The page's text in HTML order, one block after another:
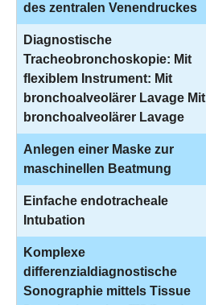
des zentralen Venendruckes
Diagnostische
Tracheobronchoskopie: Mit
flexiblem Instrument: Mit
bronchoalveolärer Lavage Mit
bronchoalveolärer Lavage
Anlegen einer Maske zur
maschinellen Beatmung
Einfache endotracheale
Intubation
Komplexe
differenzialdiagnostische
Sonographie mittels Tissue